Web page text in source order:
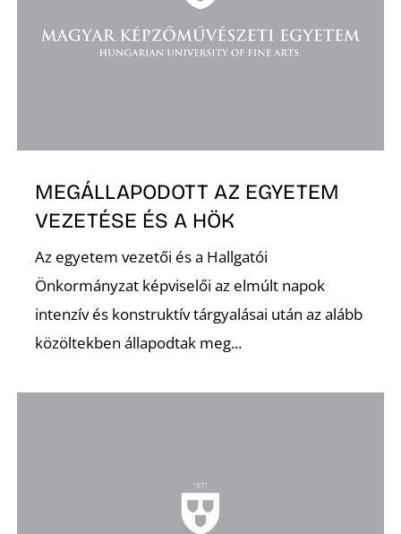
MEGÁLLAPODOTT AZ EGYETEM
VEZETÉSE ÉS A HÖK
Az egyetem vezetői és a Hallgatói
Önkormányzat képviselői az elmúlt napok
intenzív és konstruktív tárgyalásai után az alább
közöltekben állapodtak meg...